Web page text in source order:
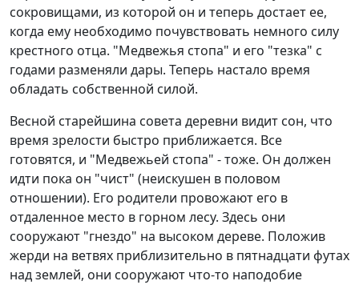
сокровищами, из которой он и теперь достает ее,
когда ему необходимо почувствовать немного силу
крестного отца. "Медвежья стопа" и его "тезка" с
годами разменяли дары. Теперь настало время
обладать собственной силой.
Весной старейшина совета деревни видит сон, что
время зрелости быстро приближается. Все
готовятся, и "Медвежьей стопа" - тоже. Он должен
идти пока он "чист" (неискушен в половом
отношении). Его родители провожают его в
отдаленное место в горном лесу. Здесь они
сооружают "гнездо" на высоком дереве. Положив
жерди на ветвях приблизительно в пятнадцати футах
над землей, они сооружают что-то наподобие